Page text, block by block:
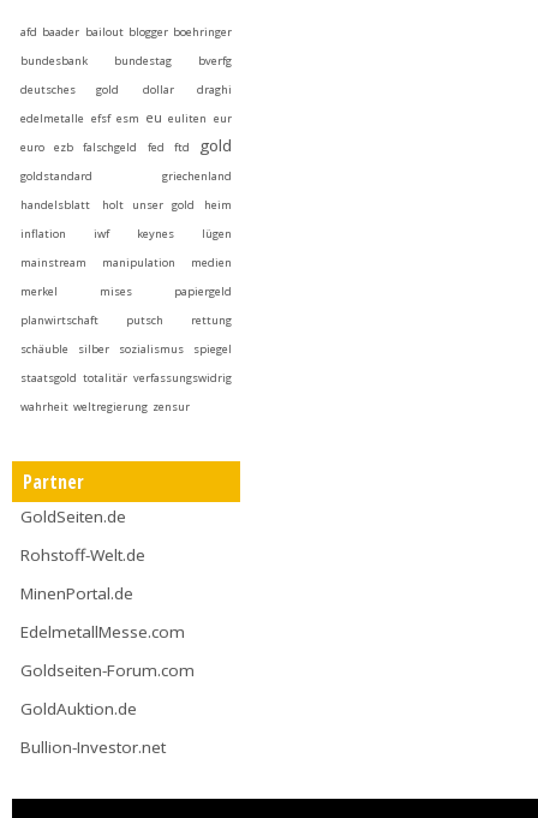
afd baader bailout blogger boehringer
bundesbank
bundestag
bverfg
deutsches gold
dollar
draghi
edelmetalle efsf esm eu euliten eur
euro
ezb falschgeld fed ftd gold
goldstandard
griechenland
handelsblatt
holt unser gold heim
inflation
iwf keynes
lügen
mainstream
manipulation
medien
merkel
mises
papiergeld
planwirtschaft
putsch
rettung
schäuble
silber sozialismus
spiegel
staatsgold totalitär verfassungswidrig
wahrheit weltregierung zensur
Partner
GoldSeiten.de
Rohstoff-Welt.de
MinenPortal.de
EdelmetallMesse.com
Goldseiten-Forum.com
GoldAuktion.de
Bullion-Investor.net